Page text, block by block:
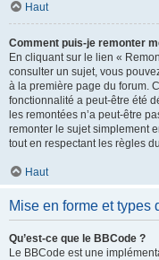
Haut
Comment puis-je remonter
En cliquant sur le lien «
consulter un sujet, vous
à la première page du forum.
fonctionnalité a peut-être été
les remontées n’a peut-être
remonter le sujet simplement
tout en respectant les règles
Haut
Mise en forme et types
Qu’est-ce que le BBCode ?
Le BBCode est une